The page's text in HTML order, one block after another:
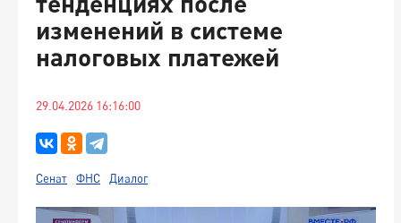
изменений в системе
налоговых платежей
29.04.2026 16:16:00
Сенат ФНС Диалог